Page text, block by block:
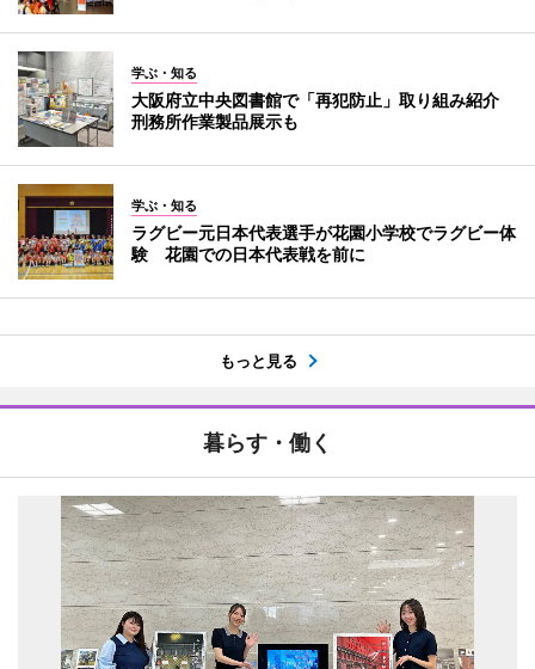
学ぶ・知る
大阪府立中央図書館で「再犯防止」取り組み紹介
刑務所作業製品展示も
学ぶ・知る
ラグビー元日本代表選手が花園小学校でラグビー体
験 花園での日本代表戦を前に
もっと見る
暮らす・働く